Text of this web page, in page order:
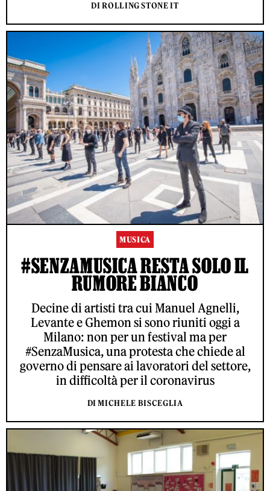
DI ROLLING STONE IT
MUSICA
#SENZAMUSICA RESTA SOLO IL
RUMORE BIANCO
Decine di artisti tra cui Manuel Agnelli,
Levante e Ghemon si sono riuniti oggi a
Milano: non per un festival ma per
#SenzaMusica, una protesta che chiede al
governo di pensare ai lavoratori del settore,
in difficoltà per il coronavirus
DI MICHELE BISCEGLIA